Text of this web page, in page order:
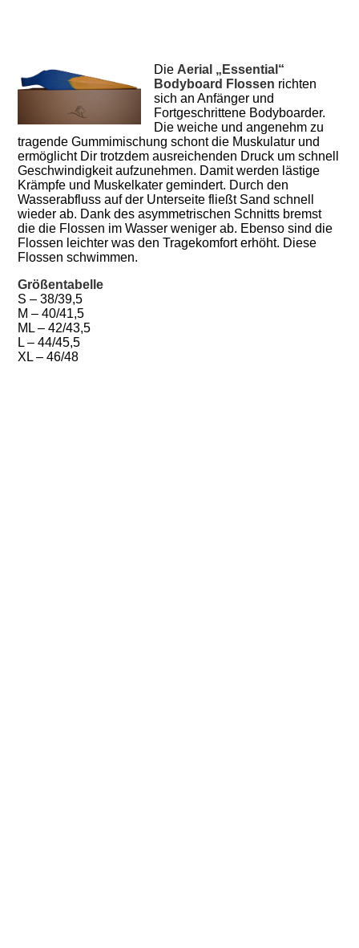
Die Aerial „Essential“
Bodyboard Flossen richten
sich an Anfänger und
Fortgeschrittene Bodyboarder.
Die weiche und angenehm zu
tragende Gummimischung schont die Muskulatur und
ermöglicht Dir trotzdem ausreichenden Druck um schnell
Geschwindigkeit aufzunehmen. Damit werden lästige
Krämpfe und Muskelkater gemindert. Durch den
Wasserabfluss auf der Unterseite fließt Sand schnell
wieder ab. Dank des asymmetrischen Schnitts bremst
die die Flossen im Wasser weniger ab. Ebenso sind die
Flossen leichter was den Tragekomfort erhöht. Diese
Flossen schwimmen.
Größentabelle
S – 38/39,5
M – 40/41,5
ML – 42/43,5
L – 44/45,5
XL – 46/48